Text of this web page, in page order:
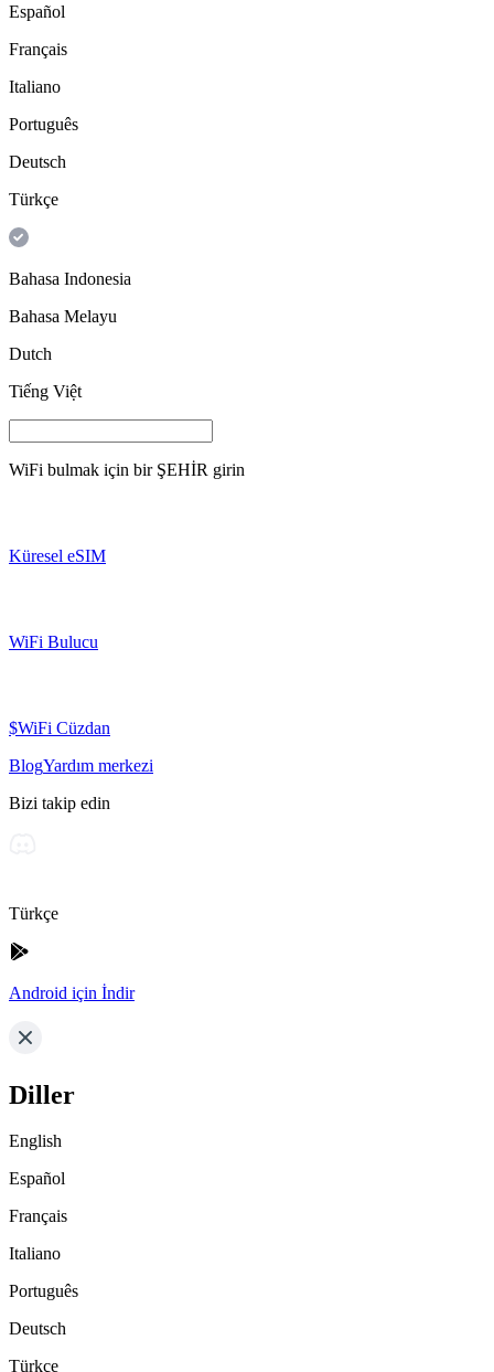
Español
Français
Italiano
Português
Deutsch
Türkçe
Bahasa Indonesia
Bahasa Melayu
Dutch
Tiếng Việt
WiFi bulmak için bir ŞEHİR girin
Küresel eSIM
WiFi Bulucu
$WiFi Cüzdan
BlogYardım merkezi
Bizi takip edin
Türkçe
Android için İndir
Diller
English
Español
Français
Italiano
Português
Deutsch
Türkçe